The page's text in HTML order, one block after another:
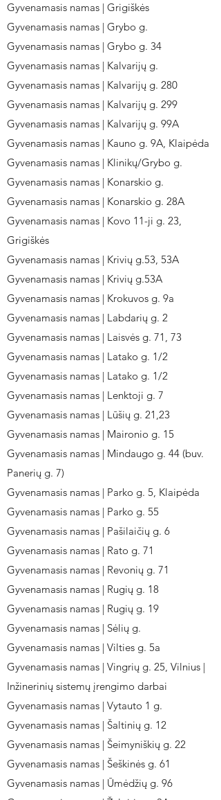
Gyvenamasis namas | Grigiškės
Gyvenamasis namas | Grybo g.
Gyvenamasis namas | Grybo g. 34
Gyvenamasis namas | Kalvarijų g.
Gyvenamasis namas | Kalvarijų g. 280
Gyvenamasis namas | Kalvarijų g. 299
Gyvenamasis namas | Kalvarijų g. 99A
Gyvenamasis namas | Kauno g. 9A, Klaipėda
Gyvenamasis namas | Klinikų/Grybo g.
Gyvenamasis namas | Konarskio g.
Gyvenamasis namas | Konarskio g. 28A
Gyvenamasis namas | Kovo 11-ji g. 23,
Grigiškės
Gyvenamasis namas | Krivių g.53, 53A
Gyvenamasis namas | Krivių g.53A
Gyvenamasis namas | Krokuvos g. 9a
Gyvenamasis namas | Labdarių g. 2
Gyvenamasis namas | Laisvės g. 71, 73
Gyvenamasis namas | Latako g. 1/2
Gyvenamasis namas | Latako g. 1/2
Gyvenamasis namas | Lenktoji g. 7
Gyvenamasis namas | Lūšių g. 21,23
Gyvenamasis namas | Maironio g. 15
Gyvenamasis namas | Mindaugo g. 44 (buv.
Panerių g. 7)
Gyvenamasis namas | Parko g. 5, Klaipėda
Gyvenamasis namas | Parko g. 55
Gyvenamasis namas | Pašilaičių g. 6
Gyvenamasis namas | Rato g. 71
Gyvenamasis namas | Revonių g. 71
Gyvenamasis namas | Rugių g. 18
Gyvenamasis namas | Rugių g. 19
Gyvenamasis namas | Sėlių g.
Gyvenamasis namas | Vilties g. 5a
Gyvenamasis namas | Vingrių g. 25, Vilnius |
Inžinerinių sistemų įrengimo darbai
Gyvenamasis namas | Vytauto 1 g.
Gyvenamasis namas | Šaltinių g. 12
Gyvenamasis namas | Šeimyniškių g. 22
Gyvenamasis namas | Šeškinės g. 61
Gyvenamasis namas | Ūmėdžių g. 96